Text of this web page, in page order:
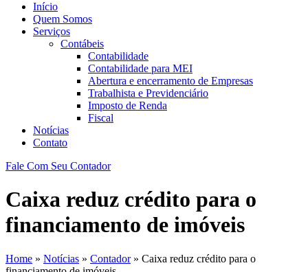
Início
Quem Somos
Serviços
Contábeis
Contabilidade
Contabilidade para MEI
Abertura e encerramento de Empresas
Trabalhista e Previdenciário
Imposto de Renda
Fiscal
Notícias
Contato
Fale Com Seu Contador
Caixa reduz crédito para o
financiamento de imóveis
Home » Notícias » Contador» Caixa reduz crédito para o